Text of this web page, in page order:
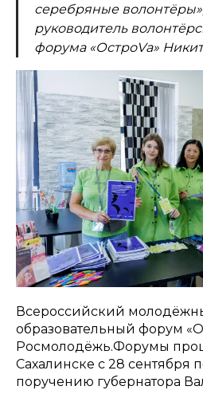
серебряные
руководитель
форума «ОстроVа»
Всероссийский
образовательный форум
Росмолодёжь.Форумы
Сахалинске с 28 сентября
поручению губернатора